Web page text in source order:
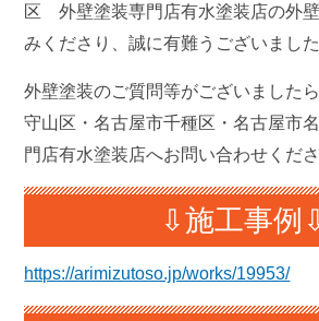
区 外壁塗装専門店有水塗装店の外
みくださり、誠に有難うございました
外壁塗装のご質問等がございました
守山区・名古屋市千種区・名古屋市
門店有水塗装店へお問い合わせくださ
⇩施工事例
https://arimizutoso.jp/works/19953/